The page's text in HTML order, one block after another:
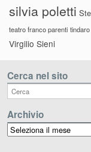
silvia poletti
teatro franco parenti
Virgilio Sieni
Cerca nel sito
Archivio
Archivio